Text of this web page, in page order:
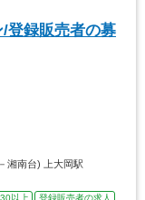
登録販売者の募
湘南台) 上大岡駅
以上 登録販売者の求人